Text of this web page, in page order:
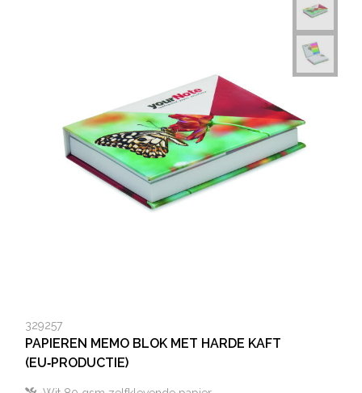
329257
PAPIEREN MEMO BLOK MET HARDE KAFT
(EU‑PRODUCTIE)